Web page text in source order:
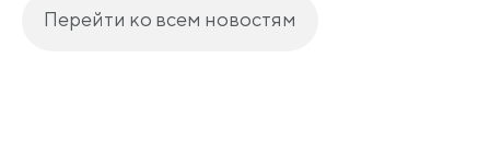
Перейти ко всем новостям